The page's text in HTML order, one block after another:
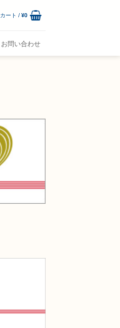
カート / ¥0
お問い合わせ